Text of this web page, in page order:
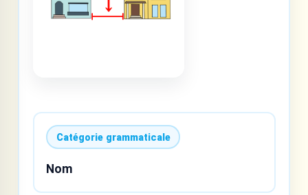
Catégorie grammaticale
Nom